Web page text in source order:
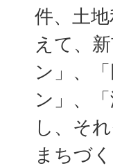
件、土
えて、
ン」、
ン」、
し、そ
まちづ